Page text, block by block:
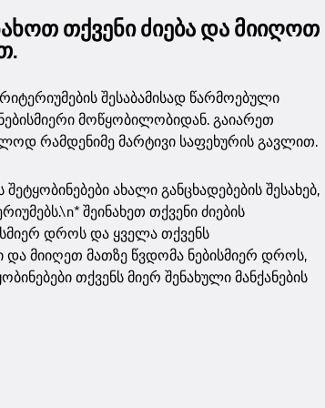
თქვენი ძიება და მიიღოთ
შესაბამისად წარმოებული
მოწყობილობიდან. გაიარეთ
რამდენიმე მარტივი საფეხურის გავლით.
ახალი განცხადებების შესახებ,
შეინახეთ თქვენი ძიების
დროს და ყველა თქვენს
და მიიღეთ მათზე წვდომა ნებისმიერ დროს,
თქვენს მიერ შენახული მანქანების